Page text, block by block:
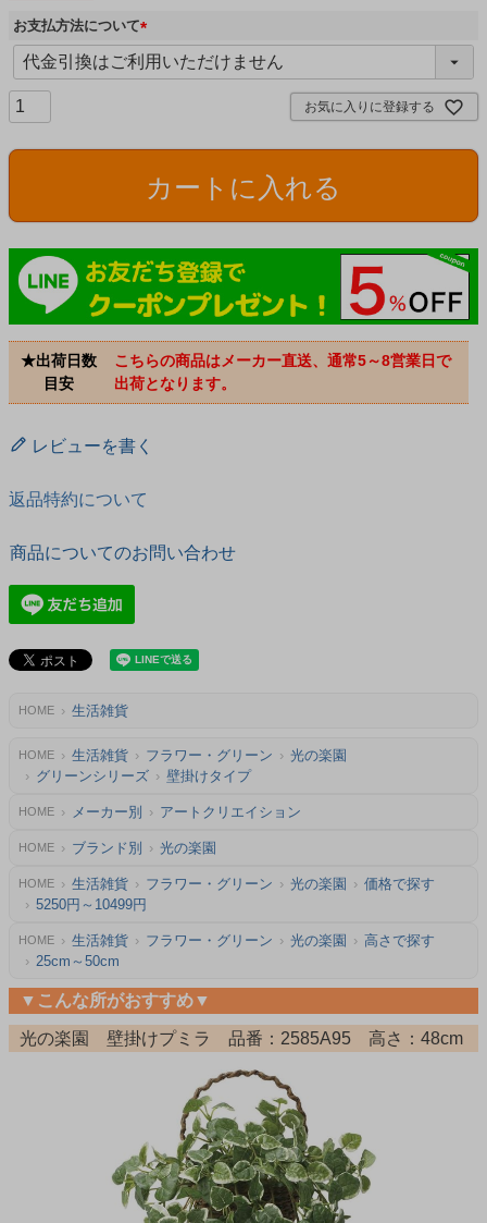
お支払方法について
(
必
お気に入りに登録する
カートに入れる
★出荷日数
目安
こちらの商品はメーカー直送、通常5～8営業日で
出荷となります。
レビューを書く
返品特約について
商品についてのお問い合わせ
HOME 生活雑貨
HOME 生活雑貨 フラワー・グリーン
光の楽園
グリーンシリーズ
壁掛けタイプ
HOME メーカー別 アートクリエイション
HOME ブランド別 光の楽園
HOME 生活雑貨 フラワー・グリーン 光の楽園
価格で探す
5250円～10499円
HOME 生活雑貨 フラワー・グリーン 光の楽園
高さで探す
25cm～50cm
▼こんな所がおすすめ▼
光の楽園 壁掛けプミラ 品番：2585A95 高さ：48cm